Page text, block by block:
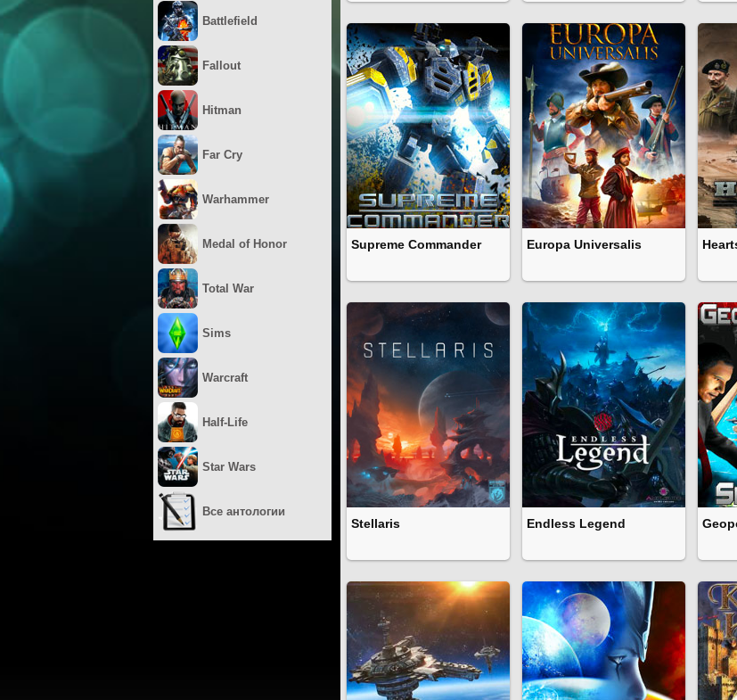
Supreme Commander Europa Universalis
Stellaris Endless Legend
Battlefield
Fallout
Hitman
Far Cry
Warhammer
Medal of Honor
Total War
Sims
Warcraft
Half-Life
Star Wars
Все антологии